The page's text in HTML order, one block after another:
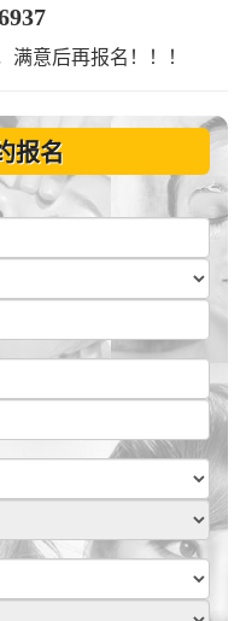
意后再报名！！！
报名